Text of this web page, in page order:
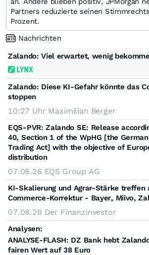
Partners reduzierte seinen
Prozent.
Nachrichten
Zalando: Viel erwartet, wenig
Zalando: Diese KI-Gefahr könnte das
stoppen
10:27 Uhr Maximilian Berger
EQS-PVR: Zalando SE: Release
40, Section 1 of the WpHG [the
Trading Act] with the objective of
distribution
07.08.26 EQS Group AG
KI-Skalierung und Agrar-Stärke treffen
Commerce-Korrektur - Bayer, Miivo,
07.08.26 Der Finanzinvestor
Analysen:
ANALYSE-FLASH: DZ Bank hebt
fairen Wert auf 38 Euro